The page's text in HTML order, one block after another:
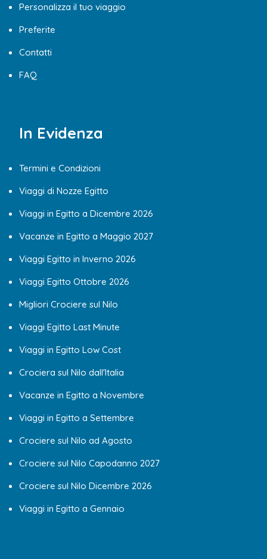
Personalizza il tuo viaggio
Preferite
Contatti
FAQ
In Evidenza
Termini e Condizioni
Viaggi di Nozze Egitto
Viaggi in Egitto a Dicembre 2026
Vacanze in Egitto a Maggio 2027
Viaggi Egitto in Inverno 2026
Viaggi Egitto Ottobre 2026
Migliori Crociere sul Nilo
Viaggi Egitto Last Minute
Viaggi in Egitto Low Cost
Crociera sul Nilo dall'Italia
Vacanze in Egitto a Novembre
Viaggi in Egitto a Settembre
Crociere sul Nilo ad Agosto
Crociere sul Nilo Capodanno 2027
Crociere sul Nilo Dicembre 2026
Viaggi in Egitto a Gennaio